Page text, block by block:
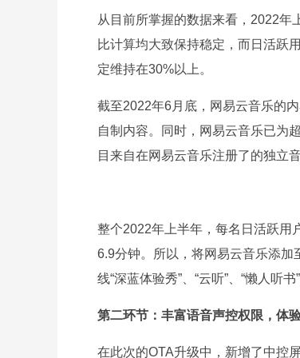
从目前所掌握的数据来看，2022年
比计算均大致保持稳定，而日活跃
定维持在30%以上。
截至2022年6月底，网易云音乐的
自制内容。同时，网易云音乐已为
目来自在网易云音乐注册了的独立音
整个2022年上半年，每名日活跃用
6.9分钟。所以，将网易云音乐添加
线“深蓝体验秀”、“云听”、“懒人听
第二环节：丰富语音声控权限，体
在此次的OTA升级中，新增了中控